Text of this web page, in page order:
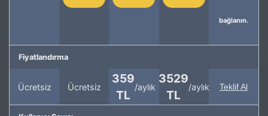
bağlanın.
Fiyatlandırma
Ücretsiz Ücretsiz
359
TL
/aylık
3529
TL
/aylık Teklif Al